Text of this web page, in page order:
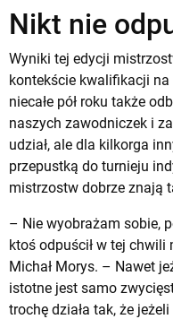
Nikt nie
Wyniki tej edycji
kontekście kwalifikacji
niecałe pół roku także
naszych zawodniczek i
udział, ale dla kilkorga
przepustką do turnieju
mistrzostw dobrze znają
– Nie wyobrażam sobie,
ktoś odpuścił w tej
Michał Morys. – Nawet
istotne jest samo
trochę działa tak, że